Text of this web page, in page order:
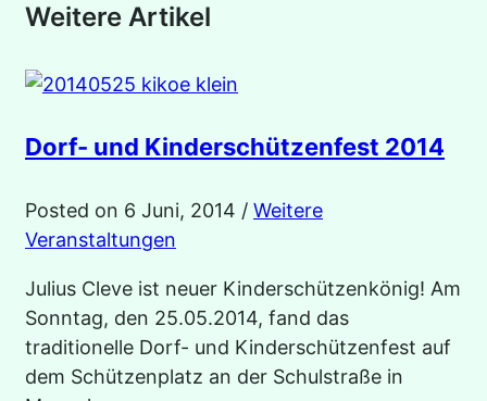
Weitere Artikel
Dorf- und Kinderschützenfest 2014
Posted on 6 Juni, 2014 / Weitere
Veranstaltungen
Julius Cleve ist neuer Kinderschützenkönig! Am
Sonntag, den 25.05.2014, fand das
traditionelle Dorf- und Kinderschützenfest auf
dem Schützenplatz an der Schulstraße in